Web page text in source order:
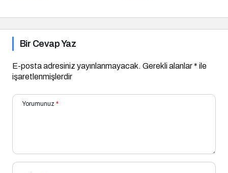
Bir Cevap Yaz
E-posta adresiniz yayınlanmayacak. Gerekli alanlar* ile
işaretlenmişlerdir
Yorumunuz *